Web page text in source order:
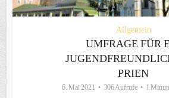
Allgemein
UMFRAGE FÜR
PRIEN
6. Mai 2021 306 Aufrufe 1